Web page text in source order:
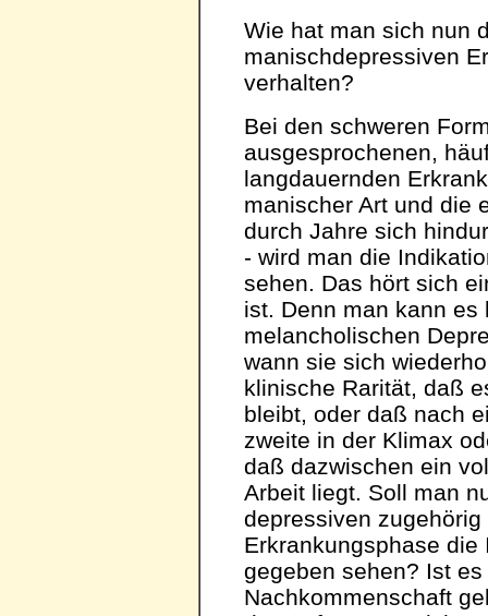
Wie hat man sich nun
manischdepressiven
verhalten?
Bei den schweren
ausgesprochenen,
langdauernden
manischer Art und die
durch Jahre sich
- wird man die
sehen. Das hört sich
ist. Denn man kann
melancholischen
wann sie sich
klinische Rarität, daß
bleibt, oder daß nach
zweite in der Klimax
daß dazwischen ein
Arbeit liegt. Soll man
depressiven
Erkrankungsphase
gegeben sehen? Ist
Nachkommenschaft